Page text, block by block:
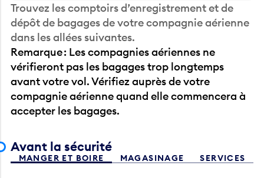
Trouvez les comptoirs d’enregistrement et de
dépôt de bagages de votre compagnie aérienne
dans les allées suivantes.
Remarque : Les compagnies aériennes ne
vérifieront pas les bagages trop longtemps
avant votre vol. Vérifiez auprès de votre
compagnie aérienne quand elle commencera à
accepter les bagages.
Avant la sécurité
MANGER ET BOIRE MAGASINAGE SERVICES